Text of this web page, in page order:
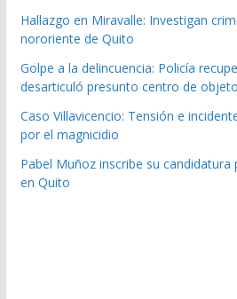
Hallazgo en Miravalle: Investigan
nororiente de Quito
Golpe a la delincuencia: Policía
desarticuló presunto centro de
Caso Villavicencio: Tensión e
por el magnicidio
Pabel Muñoz inscribe su candidatura
en Quito